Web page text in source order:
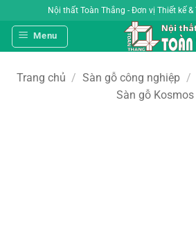
qua
nội
Nội thất Toàn Thắng - Đơn vị Thiết kế
Menu
Trang chủ / Sàn gỗ công nghiệp /
Sàn gỗ Kosmos